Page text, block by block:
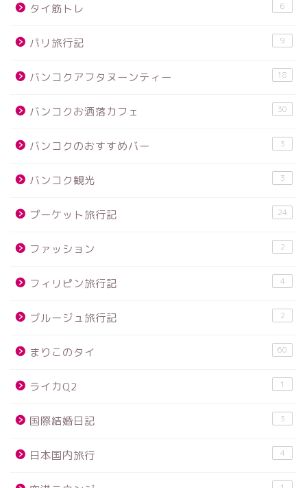
タイ筋トレ 6
パリ旅行記 9
バンコクアフタヌーンティー 18
バンコクお洒落カフェ 30
バンコクのおすすめバー 3
バンコク観光 3
プーケット旅行記 24
ファッション 2
フィリピン旅行記 4
ブルージュ旅行記 2
まりこのタイ 60
ライカQ2 1
国際結婚日記 3
日本国内旅行 4